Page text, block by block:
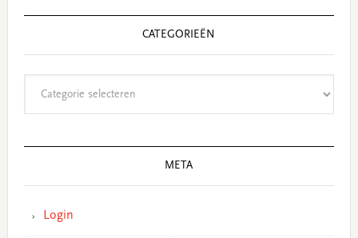
CATEGORIEËN
META
Login